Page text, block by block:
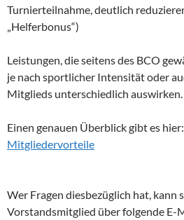
Turnierteilnahme, deutlich
„Helferbonus“)
Leistungen, die seitens des BCO
je nach sportlicher Intensität oder
Mitglieds unterschiedlich auswirken.
Einen genauen Überblick gibt es hier:
Mitgliedervorteile
Wer Fragen diesbezüglich hat, kann
Vorstandsmitglied über folgende E-